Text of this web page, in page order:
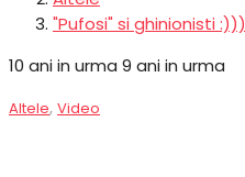
"Pufosi" si ghinionisti :)))
10 ani in urma 9 ani in urma
Altele, Video